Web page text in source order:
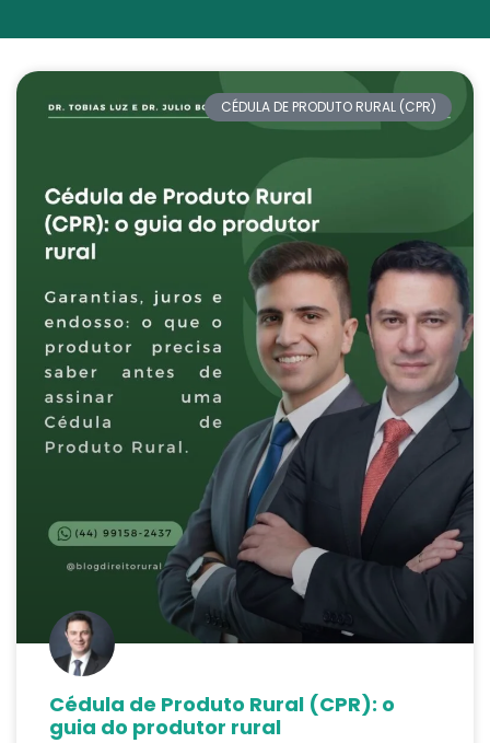
CÉDULA DE PRODUTO RURAL (CPR)
Cédula de Produto Rural (CPR): o
guia do produtor rural